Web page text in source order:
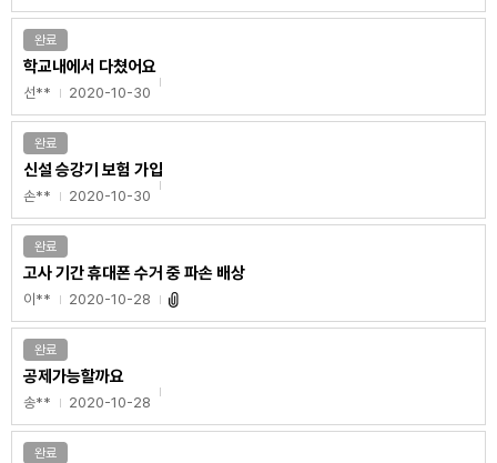
완료
학교내에서 다쳤어요
선** 2020-10-30
완료
신설 승강기 보험 가입
손** 2020-10-30
완료
고사 기간 휴대폰 수거 중 파손 배상
이** 2020-10-28
완료
공제가능할까요
송** 2020-10-28
완료